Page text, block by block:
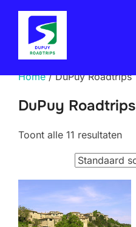
inhoud
Home/ DuPuy Roadtrips
DuPuy Roadtrips
Toont alle 11 resultaten